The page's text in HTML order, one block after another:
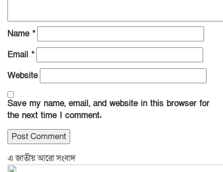
Name *
Email *
Website
Save my name, email, and website in this browser for
the next time I comment.
এ জাতীয় আরো সংবাদ